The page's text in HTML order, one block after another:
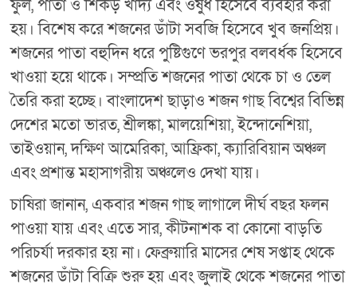
ফুল, পাতা ও শিকড় খাদ্য এবং ওষুধ হিসেবে ব্যবহার করা
হয়। বিশেষ করে শজনের ডাঁটা সবজি হিসেবে খুব জনপ্রিয়।
শজনের পাতা বহুদিন ধরে পুষ্টিগুণে ভরপুর বলবর্ধক হিসেবে
খাওয়া হয়ে থাকে। সম্প্রতি শজনের পাতা থেকে চা ও তেল
তৈরি করা হচ্ছে। বাংলাদেশ ছাড়াও শজন গাছ বিশ্বের বিভিন্ন
দেশের মতো ভারত, শ্রীলঙ্কা, মালয়েশিয়া, ইন্দোনেশিয়া,
তাইওয়ান, দক্ষিণ আমেরিকা, আফ্রিকা, ক্যারিবিয়ান অঞ্চল
এবং প্রশান্ত মহাসাগরীয় অঞ্চলেও দেখা যায়।
চাষিরা জানান, একবার শজন গাছ লাগালে দীর্ঘ বছর ফলন
পাওয়া যায় এবং এতে সার, কীটনাশক বা কোনো বাড়তি
পরিচর্যা দরকার হয় না। ফেব্রুয়ারি মাসের শেষ সপ্তাহ থেকে
শজনের ডাঁটা বিক্রি শুরু হয় এবং জুলাই থেকে শজনের পাতা